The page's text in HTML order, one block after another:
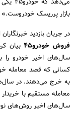
بازار پرریسک خودروست.»
در جریان بازدید
فروش خودرو45
بیان
سال‌های اخیر خودرو را
کسانی که قصد معامله
به خرج می‌دهند. در
معامله مستقیم با
سال‌های اخیر روش‌های